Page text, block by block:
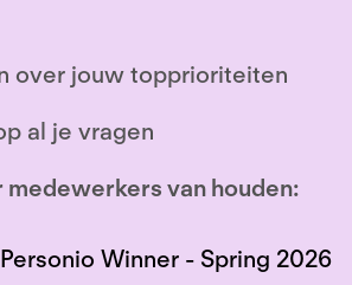
over jouw topprioriteiten
al je vragen
van houden: